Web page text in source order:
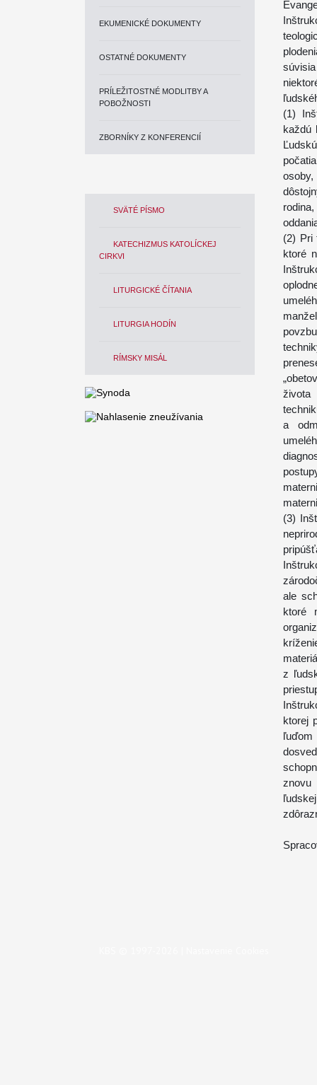
EKUMENICKÉ DOKUMENTY
OSTATNÉ DOKUMENTY
PRÍLEŽITOSTNÉ MODLITBY A
POBOŽNOSTI
ZBORNÍKY Z KONFERENCIÍ
SVÄTÉ PÍSMO
KATECHIZMUS KATOLÍCKEJ
CIRKVI
LITURGICKÉ ČÍTANIA
LITURGIA HODÍN
RÍMSKY MISÁL
(1)
každú
(2) Pri
ktoré
života
a
(3)
ale
ktoré
z
ktorej
znovu